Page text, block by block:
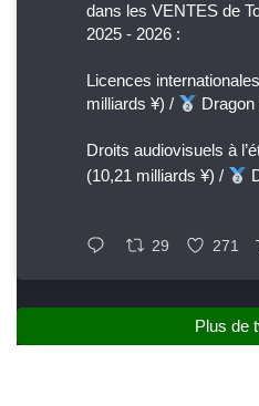
dans les VENTES de
2025 - 2026 :
Licences
milliards ¥) /
Dragon
Droits audiovisuels à
(10,21 milliards ¥) /
29 271
Plus de